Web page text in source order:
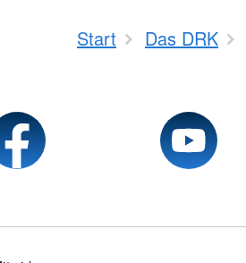
Start Das DRK